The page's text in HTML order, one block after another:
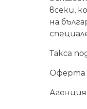
всеки,
на
Такса
Оферта